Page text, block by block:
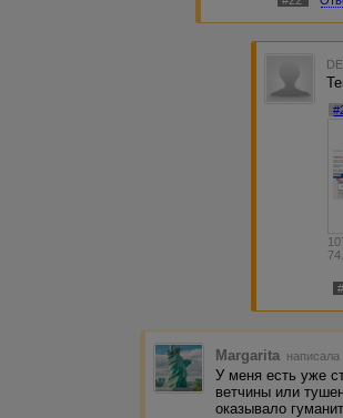
Margarita
У меня есть уже
ветчины или
оказывало